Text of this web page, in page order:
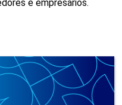
e empresários.